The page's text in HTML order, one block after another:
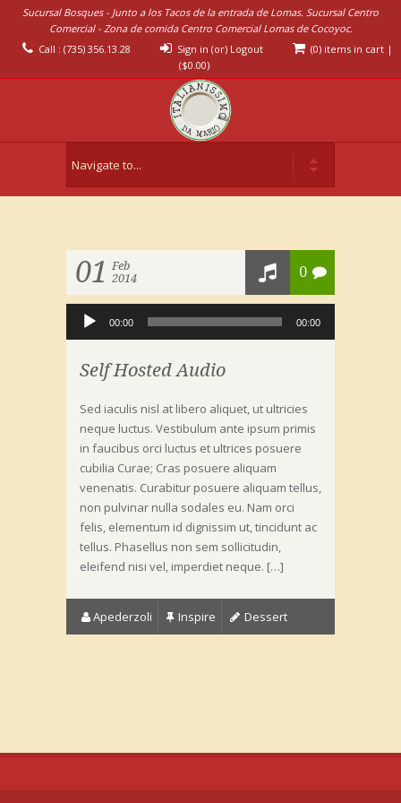
Sucursal Bosques - Junto a los Tacos de la entrada de Lomas. Sucursal Centro
Comercial - Zona de comida Centro Comercial Lomas de Cocoyoc.
Call : (735) 356.13.28
Sign in (or) Logout (0) items in cart|
($0.00)
01 Feb
2014
0
Reproductor
audio
00:00 00:00
Self Hosted Audio
Sed iaculis nisl at libero aliquet, ut ultricies
neque luctus. Vestibulum ante ipsum primis
in faucibus orci luctus et ultrices posuere
cubilia Curae; Cras posuere aliquam
venenatis. Curabitur posuere aliquam tellus,
non pulvinar nulla sodales eu. Nam orci
felis, elementum id dignissim ut, tincidunt ac
tellus. Phasellus non sem sollicitudin,
eleifend nisi vel, imperdiet neque. […]
Apederzoli Inspire Dessert